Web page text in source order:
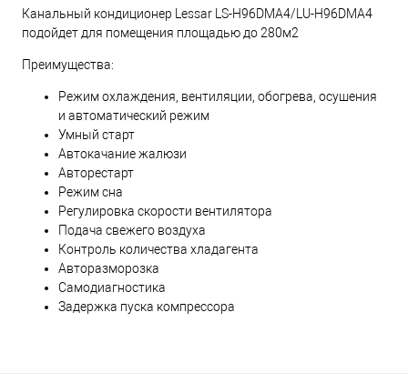
Канальный кондиционер Lessar LS-H96DMA4/LU-H96DMA4
подойдет для помещения площадью до 280м2
Преимущества:
Режим охлаждения, вентиляции, обогрева, осушения
и автоматический режим
Умный старт
Автокачание жалюзи
Авторестарт
Режим сна
Регулировка скорости вентилятора
Подача свежего воздуха
Контроль количества хладагента
Авторазморозка
Самодиагностика
Задержка пуска компрессора